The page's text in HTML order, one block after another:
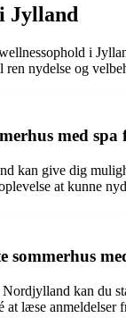
Jylland
i
ren nydelse og
med
kan give dig
at kunne
sommerhus
kan du
læse